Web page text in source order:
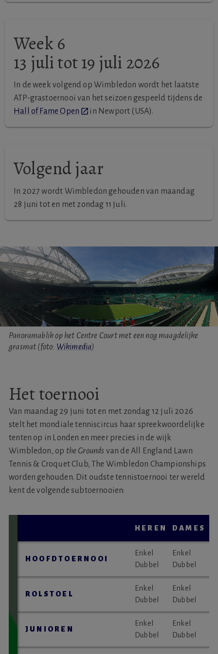
Week 6
13 juli tot 19 juli 2026
In de week volgend op Wimbledon wordt het laatste
ATP-grastoernooi van het seizoen gespeeld tijdens de
Hall of Fame Open
in Newport (USA).
Volgend jaar
In 2027 wordt Wimbledon gehouden van maandag
28 juni tot en met zondag 11 juli.
Panoramablik op het Centre Court met een nog maagdelijke
grasmat (foto: Wikimedia)
Het toernooi
Van maandag 29 juni tot en met zondag 12 juli 2026
stelt het mondiale tenniscircus haar spreekwoordelijke
tenten op in Londen en meer precies in de wijk
Wimbledon, op the Grounds van de All England Lawn
Tennis & Croquet Club, The Wimbledon Championships
worden gehouden. Dit oudste tennistoernooi ter wereld
kent de volgende subtoernooien:
HEREN DAMES
HOOFDTOERNOOI
Enkel
Dubbel
Enkel
Dubbel
ROLSTOEL
Enkel
Dubbel
Enkel
Dubbel
JUNIOREN
Enkel
Dubbel
Enkel
Dubbel